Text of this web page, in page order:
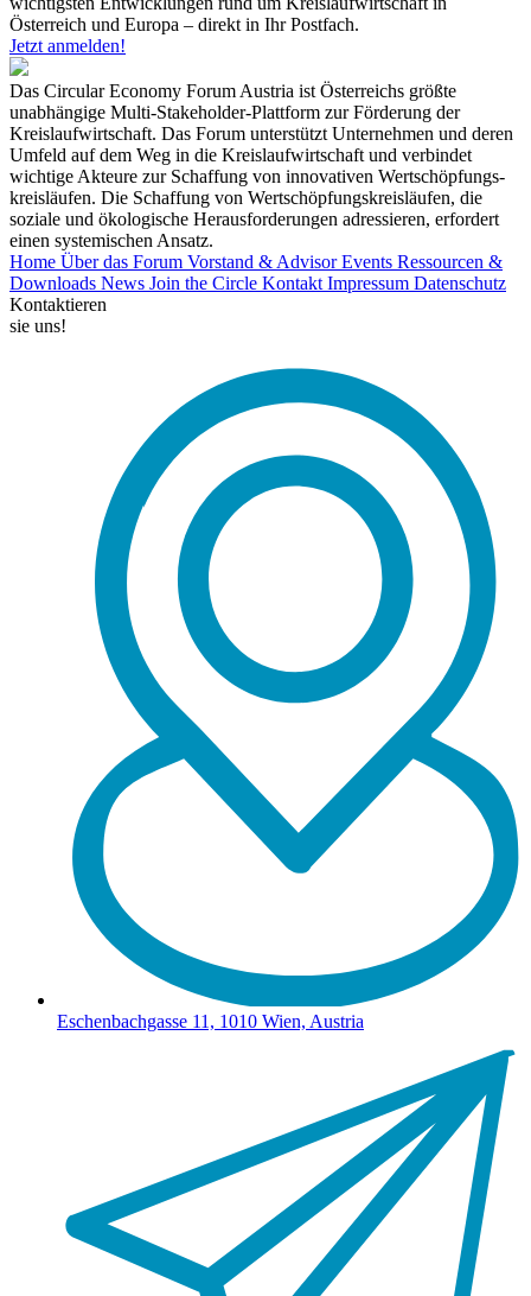
Österreich und Europa – direkt in Ihr Postfach.
Jetzt anmelden!
Das Circular Economy Forum Austria ist Österreichs größte
unabhängige Multi-Stakeholder-Plattform zur Förderung der
Kreislaufwirtschaft. Das Forum unterstützt Unternehmen und deren
Umfeld auf dem Weg in die Kreislaufwirtschaft und verbindet
wichtige Akteure zur Schaffung von innovativen Wertschöpfungs-
kreisläufen. Die Schaffung von Wertschöpfungskreisläufen, die
soziale und ökologische Herausforderungen adressieren, erfordert
einen systemischen Ansatz.
Home Über das Forum Vorstand & AdvisorEvents Ressourcen &
Downloads News Join the Circle Kontakt Impressum Datenschutz
Kontaktieren
sie uns!
Eschenbachgasse 11, 1010 Wien, Austria